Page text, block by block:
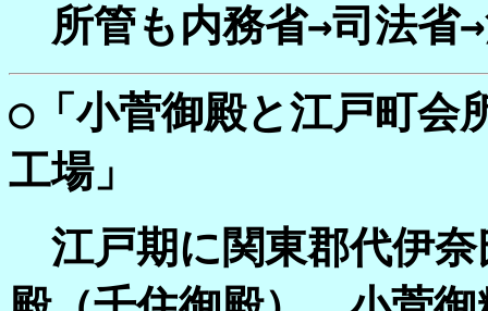
所管も内務省→司法省
○「小菅御殿と江戸町会
工場」
江戸期に関東郡代伊奈